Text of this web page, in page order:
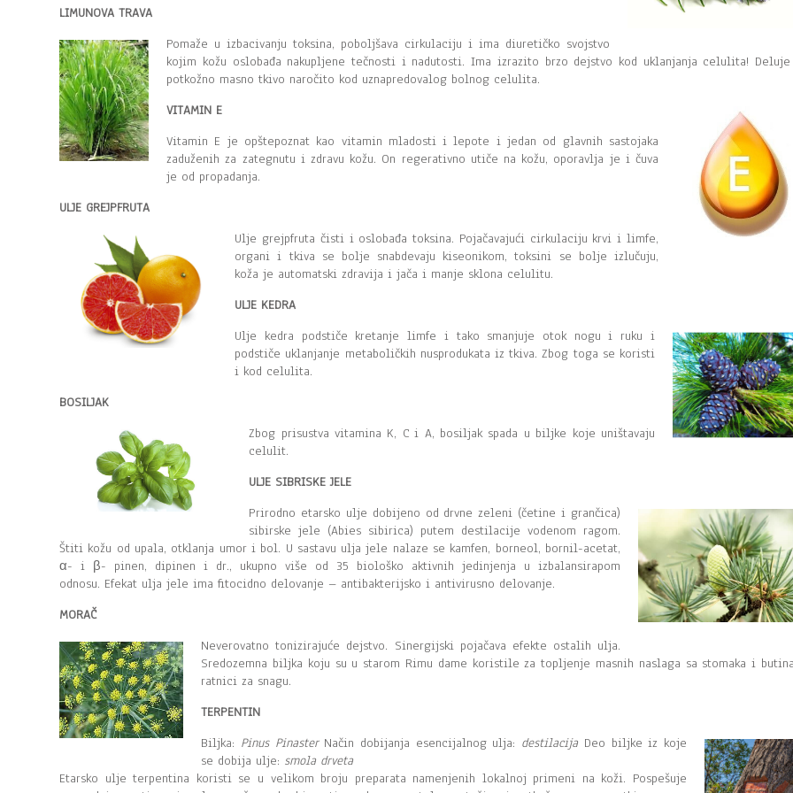
LIMUNOVA TRAVA
Pomaže u izbacivanju toksina, poboljšava cirkulaciju i ima diuretičko svojstvo
kojim kožu oslobađa nakupljene tečnosti i nadutosti. Ima izrazito brzo dejstvo kod uklanjanja celulita!
potkožno masno tkivo naročito kod uznapredovalog bolnog celulita.
VITAMIN E
Vitamin E je opštepoznat kao vitamin mladosti i lepote i jedan od glavnih sastojaka
zaduženih za zategnutu i zdravu kožu. On regerativno utiče na kožu, oporavlja je i čuva
je od propadanja.
ULJE GREJPFRUTA
Ulje grejpfruta čisti i oslobađa toksina. Pojačavajući cirkulaciju krvi i limfe,
organi i tkiva se bolje snabdevaju kiseonikom, toksini se bolje izlučuju,
koža je automatski zdravija i jača i manje sklona celulitu.
ULJE KEDRA
Ulje kedra podstiče kretanje limfe i tako smanjuje otok nogu i ruku i
podstiče uklanjanje metaboličkih nusprodukata iz tkiva. Zbog toga se koristi
i kod celulita.
BOSILJAK
Zbog prisustva vitamina K, C i A, bosiljak spada u biljke koje uništavaju
celulit.
ULJE SIBRISKE JELE
Prirodno etarsko ulje dobijeno od drvne zeleni (četine i grančica)
sibirske jele (Abies sibirica) putem destilacije vodenom ragom.
Štiti kožu od upala, otklanja umor i bol. U sastavu ulja jele nalaze se kamfen, borneol, bornil-acetat,
α- i β- pinen, dipinen i dr., ukupno više od 35 biološko aktivnih jedinjenja u izbalansirapom
odnosu. Efekat ulja jele ima fitocidno delovanje – antibakterijsko i antivirusno delovanje.
MORAČ
Neverovatno tonizirajuće dejstvo. Sinergijski pojačava efekte ostalih ulja.
Sredozemna biljka koju su u starom Rimu dame koristile za topljenje masnih naslaga sa stomaka i
ratnici za snagu.
TERPENTIN
Biljka: Pinus PinasterNačin dobijanja esencijalnog ulja: destilacija Deo biljke iz koje
se dobija ulje: smola drveta
Etarsko ulje terpentina koristi se u velikom broju preparata namenjenih lokalnoj primeni na koži. Pospešuje